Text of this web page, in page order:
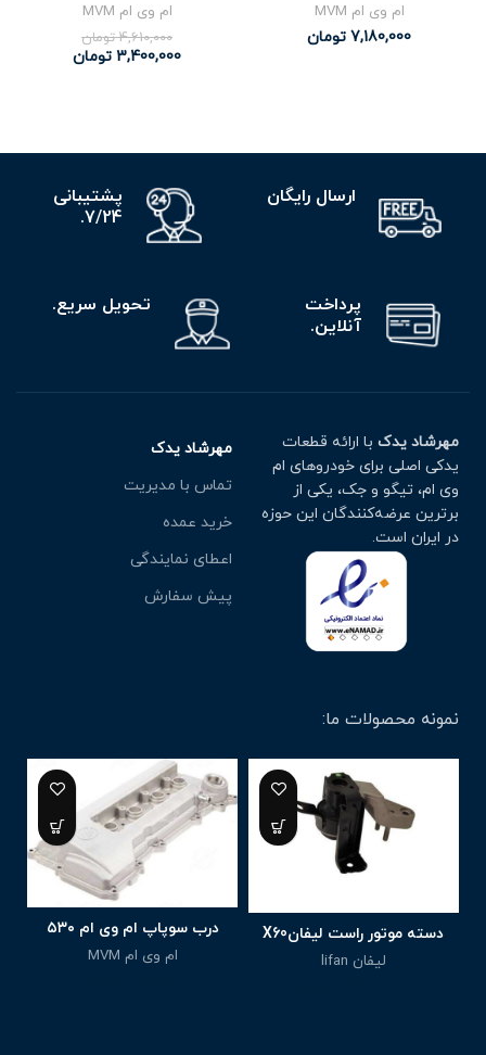
ام وی ام MVM
7,180,000 تومان
ام وی ام MVM
4,610,000 تومان
3,400,000 تومان
ارسال رایگان
پشتیبانی
7/24.
پرداخت
آنلاین.
تحویل سریع.
مهرشاد یدک با ارائه قطعات
یدکی اصلی برای خودروهای ام
وی ام، تیگو و جک، یکی از
برترین عرضه‌کنندگان این حوزه
در ایران است.
مهرشاد یدک
تماس با مدیریت
خرید عمده
اعطای نمایندگی
پیش سفارش
نمونه محصولات ما:
دسته موتور راست لیفانX60
لیفان lifan
درب سوپاپ ام وی ام ۵۳۰
ام وی ام MVM